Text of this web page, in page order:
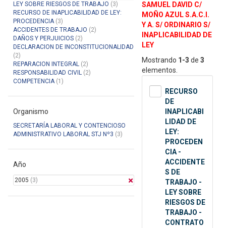
LEY SOBRE RIESGOS DE TRABAJO (3)
RECURSO DE INAPLICABILIDAD DE LEY:
PROCEDENCIA(3)
ACCIDENTES DE TRABAJO (2)
DAÑOS Y PERJUICIOS (2)
DECLARACION DE INCONSTITUCIONALIDAD
(2)
REPARACION INTEGRAL (2)
RESPONSABILIDAD CIVIL (2)
COMPETENCIA(1)
Organismo
SECRETARÍA LABORAL Y CONTENCIOSO
ADMINISTRATIVO LABORAL STJ Nº3 (3)
Año
2005 (3)
SAMUEL DAVID C/
MOÑO AZUL S.A.C.I.
Y A. S/ ORDINARIO S/
INAPLICABILIDAD DE
LEY
Mostrando 1-3 de 3
elementos.
RECURSO
DE
INAPLICABI
LIDAD DE
LEY:
PROCEDEN
CIA -
ACCIDENTE
S DE
TRABAJO -
LEY SOBRE
RIESGOS DE
TRABAJO -
CONTRATO